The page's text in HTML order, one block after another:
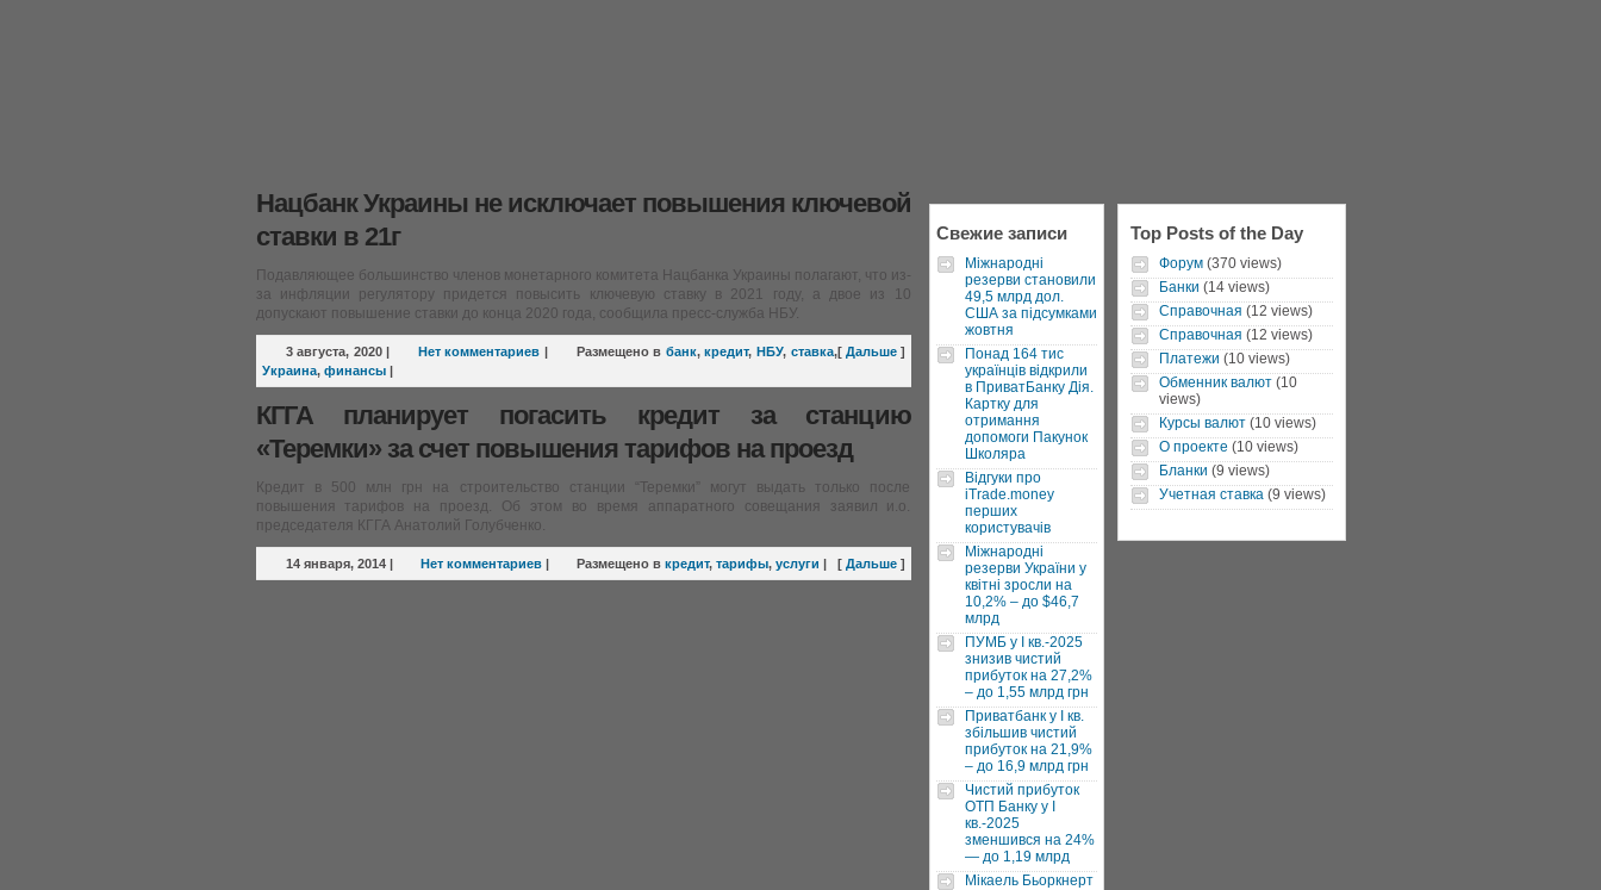
Нацбанк Украины не исключает повышения ключевой
ставки в 21г
Подавляющее большинство членов монетарного комитета Нацбанка Украины полагают, что из-
за инфляции регулятору придется повысить ключевую ставку в 2021 году, а двое из 10
допускают повышение ставки до конца 2020 года, сообщила пресс-служба НБУ.
[Дальше ]
3 августа, 2020| Нет комментариев | Размещено в банк,кредит, НБУ, ставка,
Украина, финансы|
КГГА планирует погасить кредит за станцию
«Теремки» за счет повышения тарифов на проезд
Кредит в 500 млн грн на строительство станции “Теремки” могут выдать только после
повышения тарифов на проезд. Об этом во время аппаратного совещания заявил и.о.
председателя КГГА Анатолий Голубченко.
[Дальше ]
14 января, 2014| Нет комментариев | Размещено в кредит, тарифы, услуги |
Свежие записи
Міжнародні
резерви становили
49,5 млрд дол.
США за підсумками
жовтня
Понад 164 тис
українців відкрили
в ПриватБанку Дія.
Картку для
отримання
допомоги Пакунок
Школяра
Відгуки про
iTrade.money
перших
користувачів
Міжнародні
резерви України у
квітні зросли на
10,2% – до $46,7
млрд
ПУМБ у I кв.-2025
знизив чистий
прибуток на 27,2%
– до 1,55 млрд грн
Приватбанк у І кв.
збільшив чистий
прибуток на 21,9%
– до 16,9 млрд грн
Чистий прибуток
ОТП Банку у І
кв.-2025
зменшився на 24%
— до 1,19 млрд
Мікаель Бьоркнерт
Top Posts of the Day
Форум(370 views)
Банки (14 views)
Справочная (12 views)
Справочная (12 views)
Платежи (10 views)
Обменник валют(10
views)
Курсы валют(10 views)
О проекте (10 views)
Бланки (9 views)
Учетная ставка(9 views)